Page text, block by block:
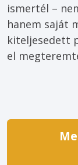
ismertél –
hanem saját
kiteljesedett